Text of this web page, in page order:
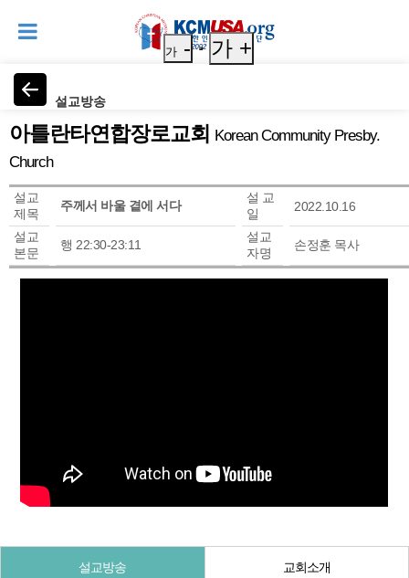
설교방송
가 - 가 +
아틀란타연합장로교회 Korean Community Presby.
Church
설교
제목
주께서 바울 곁에 서다
설 교
일
2022.10.16
설교
본문
행 22:30-23:11
설교
자명
손정훈 목사
설교방송 교회소개